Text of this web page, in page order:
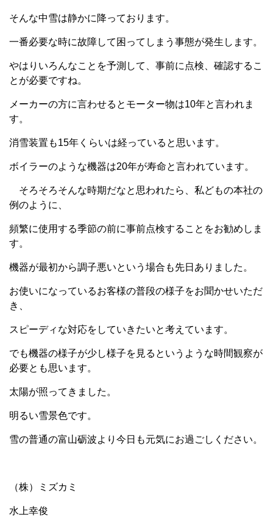
そんな中雪は静かに降っております。
一番必要な時に故障して困ってしまう事態が発生します。
やはりいろんなことを予測して、事前に点検、確認するこ
とが必要ですね。
メーカーの方に言わせるとモーター物は10年と言われま
す。
消雪装置も15年くらいは経っていると思います。
ボイラーのような機器は20年が寿命と言われています。
そろそろそんな時期だなと思われたら、私どもの本社の
例のように、
頻繁に使用する季節の前に事前点検することをお勧めしま
す。
機器が最初から調子悪いという場合も先日ありました。
お使いになっているお客様の普段の様子をお聞かせいただ
き、
スピーディな対応をしていきたいと考えています。
でも機器の様子が少し様子を見るというような時間観察が
必要とも思います。
太陽が照ってきました。
明るい雪景色です。
雪の普通の富山砺波より今日も元気にお過ごしください。
（株）ミズカミ
水上幸俊